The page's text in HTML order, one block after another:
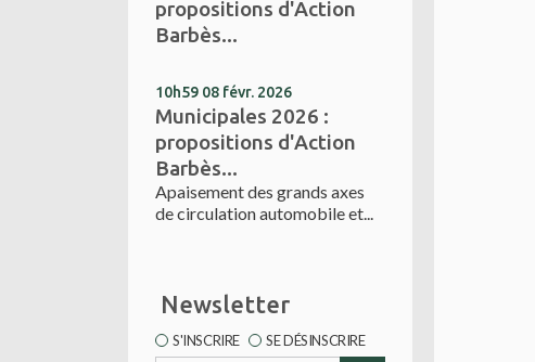
propositions d'Action
Barbès...
10h59 08 févr. 2026
Municipales 2026 :
propositions d'Action
Barbès...
Apaisement des grands axes
de circulation automobile et...
Newsletter
S'INSCRIRE SE DÉSINSCRIRE